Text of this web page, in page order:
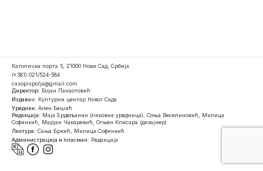
Католичка порта 5, 21000 Нови Сад, Србија
(+381) 021/524-584
casopispolja@gmail.com
Директор: Бојан Панаотовић
Издавач: Културни центар Новог Сада
Уредник: Ален Бешић
Редакција: Маја Ердељанин (ликовна уредница), Соња Веселиновић, Милица
Софинкић, Марјан Чакаревић, Огњен Клисара (дизајнер)
Лектура: Сања Бркић, Милица Софинкић
Администрација и пласман: Редакција